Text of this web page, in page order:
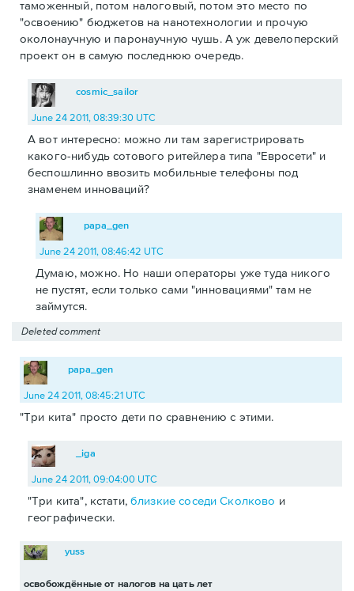
таможенный, потом налоговый, потом это место по
"освоению" бюджетов на нанотехнологии и прочую
околонаучную и паронаучную чушь. А уж девелоперский
проект он в самую последнюю очередь.
cosmic_sailor
June 24 2011, 08:39:30 UTC
А вот интересно: можно ли там зарегистрировать
какого-нибудь сотового ритейлера типа "Евросети" и
беспошлинно ввозить мобильные телефоны под
знаменем инноваций?
papa_gen
June 24 2011, 08:46:42 UTC
Думаю, можно. Но наши операторы уже туда никого
не пустят, если только сами "инновациями" там не
займутся.
Deleted comment
papa_gen
June 24 2011, 08:45:21 UTC
"Три кита" просто дети по сравнению с этими.
_iga
June 24 2011, 09:04:00 UTC
"Три кита", кстати,близкие соседи Сколково и
географически.
освобождённые от налогов на цать лет
yuss